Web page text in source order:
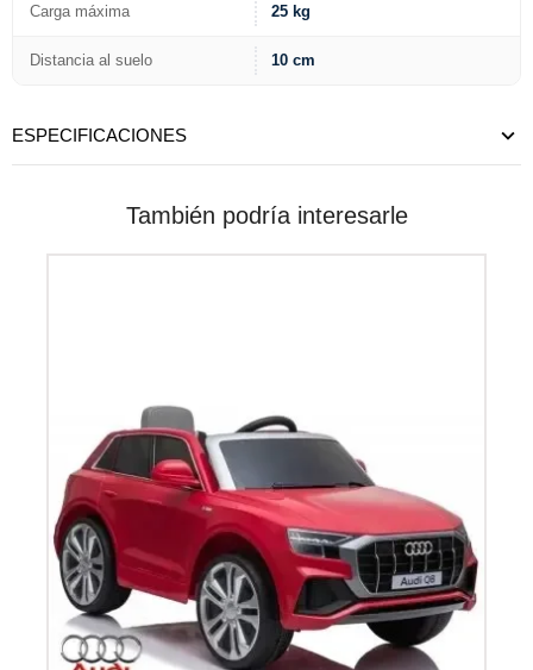
Carga máxima 25 kg
Distancia al suelo 10 cm
ESPECIFICACIONES
También podría interesarle